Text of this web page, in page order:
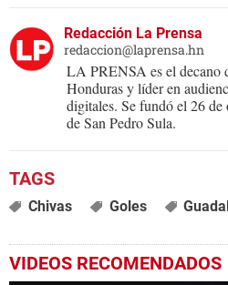
Redacción La Prensa
redaccion@laprensa.hn
LA PRENSA es el decano
Honduras y líder en
digitales. Se fundó el 26
de San Pedro Sula.
Chivas Goles
VIDEOS RECOMENDADOS